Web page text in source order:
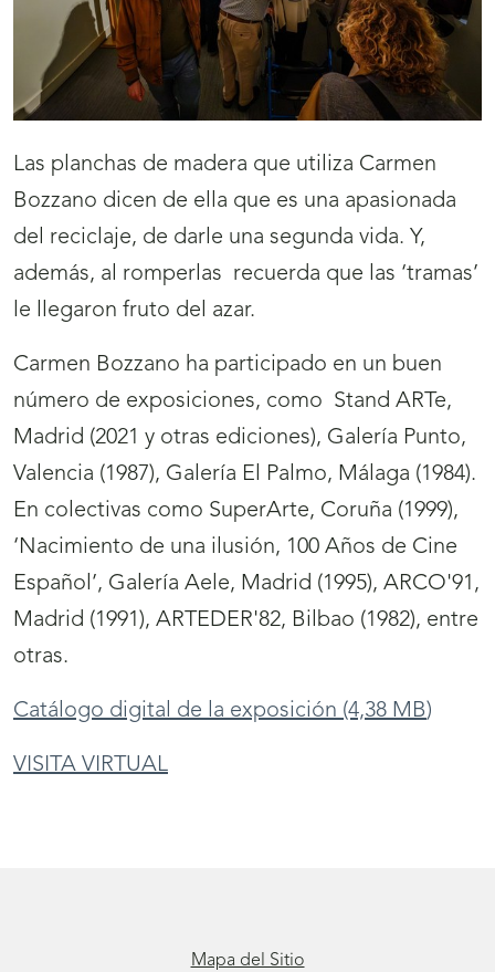
Las planchas de madera que utiliza Carmen
Bozzano dicen de ella que es una apasionada
del reciclaje, de darle una segunda vida. Y,
además, al romperlas recuerda que las ‘tramas’
le llegaron fruto del azar.
Carmen Bozzano ha participado en un buen
número de exposiciones, como Stand ARTe,
Madrid (2021 y otras ediciones), Galería Punto,
Valencia (1987), Galería El Palmo, Málaga (1984).
En colectivas como SuperArte, Coruña (1999),
‘Nacimiento de una ilusión, 100 Años de Cine
Español’, Galería Aele, Madrid (1995), ARCO'91,
Madrid (1991), ARTEDER'82, Bilbao (1982), entre
otras.
Catálogo digital de la exposición (4,38 MB)
VISITA VIRTUAL
Mapa del Sitio